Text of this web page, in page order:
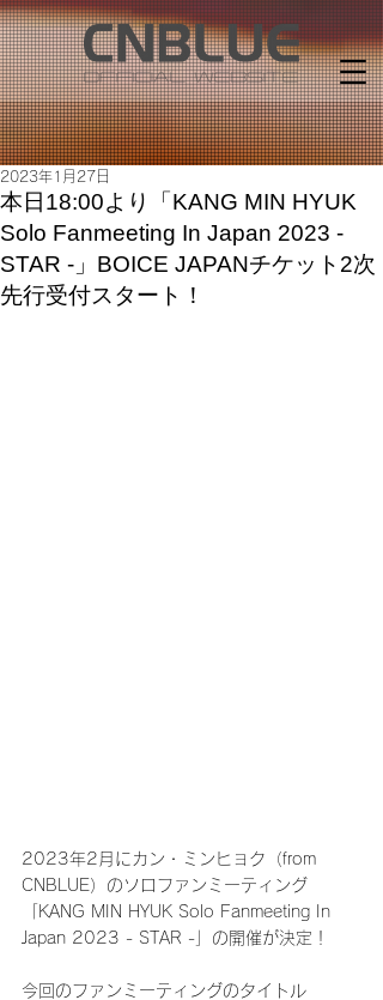
本日18:00より「KANG MIN HYUK
Solo Fanmeeting In Japan 2023 -
STAR -」BOICE JAPANチケット2次
先行受付スタート！
2023年1月27日
2023年2月にカン・ミンヒョク（from
CNBLUE）のソロファンミーティング
「KANG MIN HYUK Solo Fanmeeting In
Japan 2023 - STAR -」の開催が決定！
今回のファンミーティングのタイトル